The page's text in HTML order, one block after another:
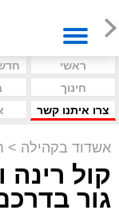
ראשי
חינוך
צרו איתנו קשר
אשדוד בקהילה >
קול רינה
גור